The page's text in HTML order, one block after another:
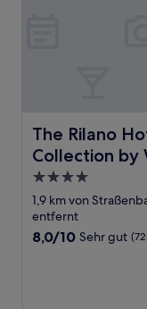
The Rilano
Collection by
The Rilano Hotel
4.0-
Sterne-
Unterkunft
1,9 km von
entfernt
8.0
8,0/10 Sehr gut